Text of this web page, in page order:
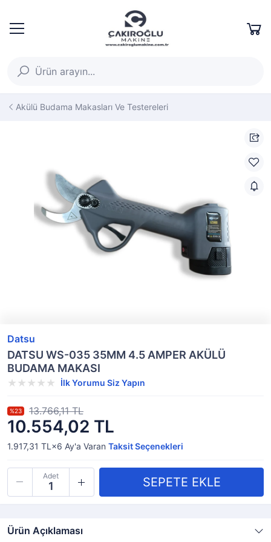
Akülü Budama Makasları Ve Testereleri
Datsu
DATSU WS-035 35MM 4.5 AMPER AKÜLÜ
BUDAMA MAKASI
İlk Yorumu Siz Yapın
10.554,02 TL
%23 13.766,11 TL
1.917,31 TL×6 Ay'a Varan Taksit Seçenekleri
Adet
Ürün Açıklaması